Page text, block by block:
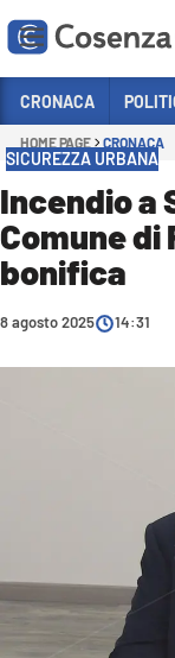
Sezioni
CRONACA
POLITICA
COSENZA CALCIO
ECONOMIA E
Streaming
CRONACA
HOME PAGE CRONACA
SICUREZZA URBANA
Incendio a
Comune di
bonifica
8 agosto 2025 14:31